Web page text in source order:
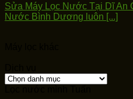
Sửa Máy Lọc Nước Tại Dĩ An
Nước Bình Dương luôn [...]
Dịch